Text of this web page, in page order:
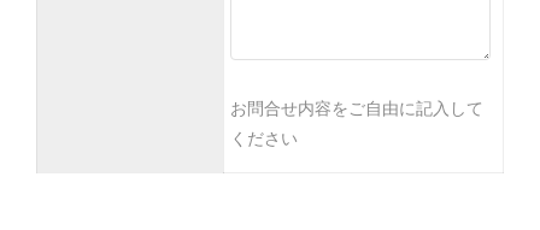
お問合せ内容をご自由に記入して
ください